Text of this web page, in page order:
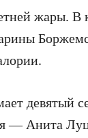
жары. В
девятый
— Анита